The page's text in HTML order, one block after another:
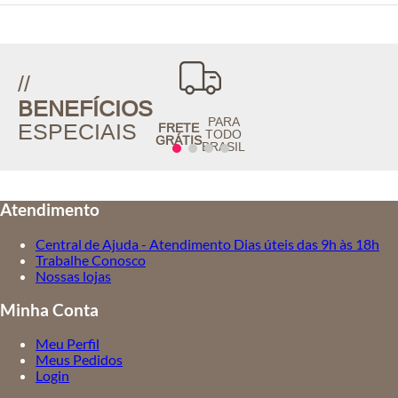
//
BENEFÍCIOS
ESPECIAIS
FRETE
GRÁTIS
PARA
TODO
BRASIL
Atendimento
Central de Ajuda - Atendimento Dias úteis das 9h às 18h
Trabalhe Conosco
Nossas lojas
Minha Conta
Meu Perfil
Meus Pedidos
Login